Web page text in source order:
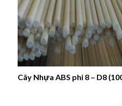
Cây Nhựa ABS phi 8 – D8